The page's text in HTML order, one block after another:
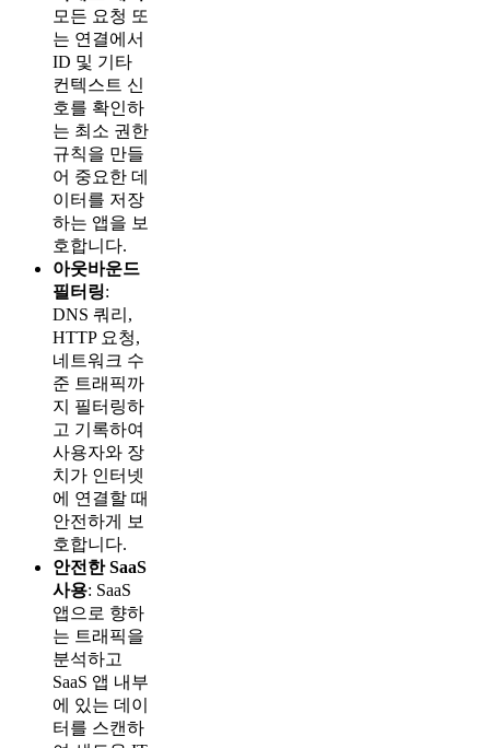
모든 요청 또
는 연결에서
ID 및 기타
컨텍스트 신
호를 확인하
는 최소 권한
규칙을 만들
어 중요한 데
이터를 저장
하는 앱을 보
호합니다.
아웃바운드
필터링:
DNS 쿼리,
HTTP 요청,
네트워크 수
준 트래픽까
지 필터링하
고 기록하여
사용자와 장
치가 인터넷
에 연결할 때
안전하게 보
호합니다.
안전한 SaaS
사용: SaaS
앱으로 향하
는 트래픽을
분석하고
SaaS 앱 내부
에 있는 데이
터를 스캔하